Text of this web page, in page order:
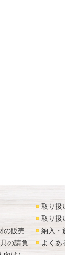
の販売
の請負
取り扱
取り扱
納入・
よくあ